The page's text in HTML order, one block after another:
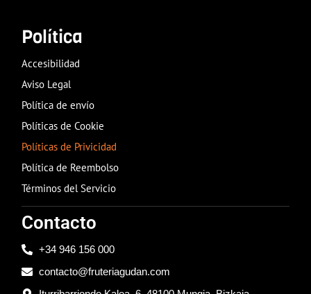
Política
Accesibilidad
Aviso Legal
Política de envío
Políticas de Cookie
Políticas de Privicidad
Política de Reembolso
Términos del Servicio
Contacto
+34 946 156 000
contacto@fruteriagudan.com